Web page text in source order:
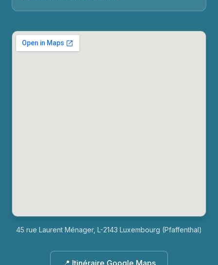
45 rue Laurent Ménager, L-2143 Luxembourg (Pfaffenthal)
📍 Itinéraire Google Maps